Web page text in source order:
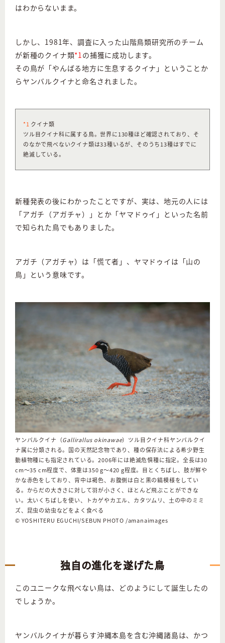
はわからないまま。
しかし、1981年、調査に入った山階鳥類研究所のチーム
が新種のクイナ類*1の捕獲に成功します。
その鳥が「やんばる地方に生息するクイナ」ということか
らヤンバルクイナと命名されました。
*1 クイナ類
ツル目クイナ科に属する鳥。世界に130種ほど確認されており、そ
のなかで飛べないクイナ類は33種いるが、そのうち13種はすでに
絶滅している。
新種発表の後にわかったことですが、実は、地元の人には
「アガチ（アガチャ）」とか「ヤマドゥイ」といった名前
で知られた鳥でもありました。
アガチ（アガチャ）は「慌て者」、ヤマドゥイは「山の
鳥」という意味です。
ヤンバルクイナ（Gallirallus okinawae）ツル目クイナ科ヤンバルクイ
ナ属に分類される。国の天然記念物であり、種の保存法による希少野生
動植物種にも指定されている。2006年には絶滅危惧種に指定。全長は30
cm～35 cm程度で、体重は350 g～420 g程度。目とくちばし、肢が鮮や
かな赤色をしており、背中は褐色、お腹側は白と黒の縞模様をしてい
る。からだの大きさに対して羽が小さく、ほとんど飛ぶことができな
い。太いくちばしを使い、トカゲやカエル、カタツムリ、土の中のミミ
ズ、昆虫の幼虫などをよく食べる
© YOSHITERU EGUCHI/SEBUN PHOTO /amanaimages
独自の進化を遂げた鳥
このユニークな飛べない鳥は、どのようにして誕生したの
でしょうか。
ヤンバルクイナが暮らす沖縄本島を含む沖縄諸島は、かつ